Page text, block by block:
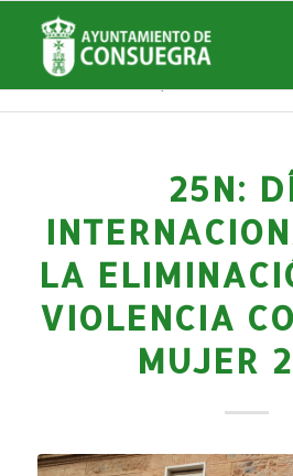
Noticias
Usted está aquí: Inicio / Noticias
Centro de la Mujer / Actividades Centro Mujer
25N:
LA
VIOLENCIA
MUJER